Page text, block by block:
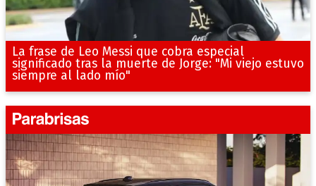
La frase de Leo Messi que cobra especial
significado tras la muerte de Jorge: "Mi viejo estuvo
siempre al lado mío"